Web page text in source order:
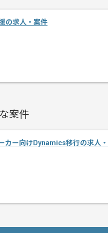
の求人・案件
案件
カー向けDynamics移行の求人